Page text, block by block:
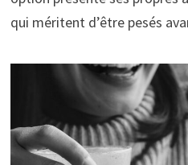
qui méritent d’être pesés